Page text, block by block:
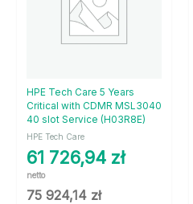
HPE Tech Care 5 Years
Critical with CDMR MSL3040
40 slot Service (H03R8E)
HPE Tech Care
61 726,94 zł
netto
75 924,14 zł